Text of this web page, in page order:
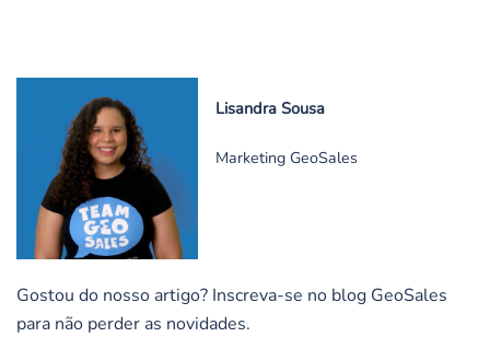
Lisandra Sousa
Marketing GeoSales
Gostou do nosso artigo? Inscreva-se no blog GeoSales
para não perder as novidades.